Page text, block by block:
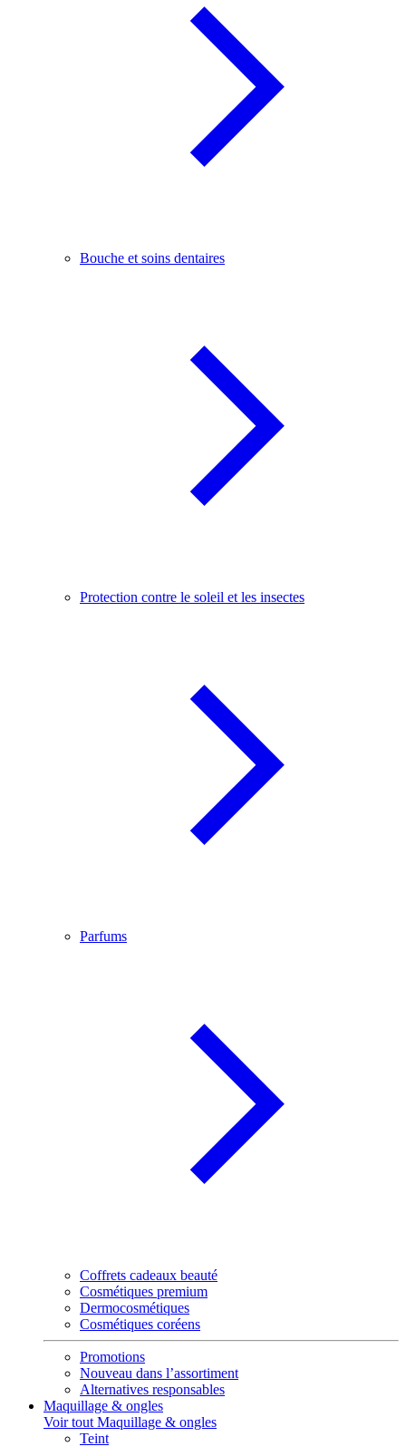
Bouche et soins dentaires
Protection contre le soleil et les insectes
Parfums
Coffrets cadeaux beauté
Cosmétiques premium
Dermocosmétiques
Cosmétiques coréens
Promotions
Nouveau dans l’assortiment
Alternatives responsables
Maquillage & ongles
Voir tout Maquillage & ongles
Teint